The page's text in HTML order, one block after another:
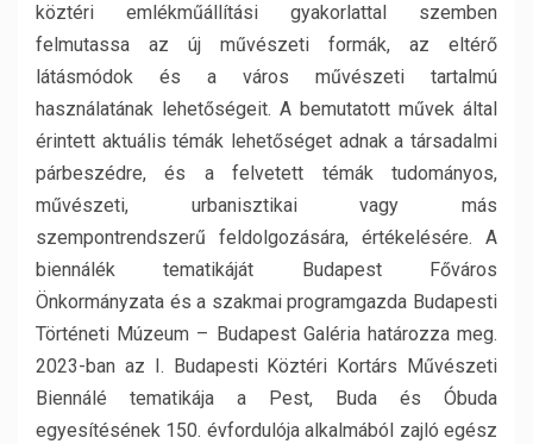
köztéri emlékműállítási gyakorlattal szemben
felmutassa az új művészeti formák, az eltérő
látásmódok és a város művészeti tartalmú
használatának lehetőségeit. A bemutatott művek által
érintett aktuális témák lehetőséget adnak a társadalmi
párbeszédre, és a felvetett témák tudományos,
művészeti, urbanisztikai vagy más
szempontrendszerű feldolgozására, értékelésére. A
biennálék tematikáját Budapest Főváros
Önkormányzata és a szakmai programgazda Budapesti
Történeti Múzeum – Budapest Galéria határozza meg.
2023-ban az I. Budapesti Köztéri Kortárs Művészeti
Biennálé tematikája a Pest, Buda és Óbuda
egyesítésének 150. évfordulója alkalmából zajló egész